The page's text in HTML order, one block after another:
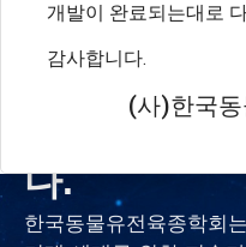
Since 1996
유전과 육종
지속가능한
다.
한국동물유전육종학회
개발이 완료되는대로
감사합니다.
(사)한국